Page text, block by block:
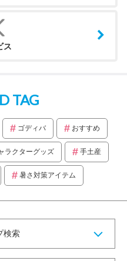
ス
TAG
ゴディバ おすすめ
ラクターグッズ 手土産
暑さ対策アイテム
検索